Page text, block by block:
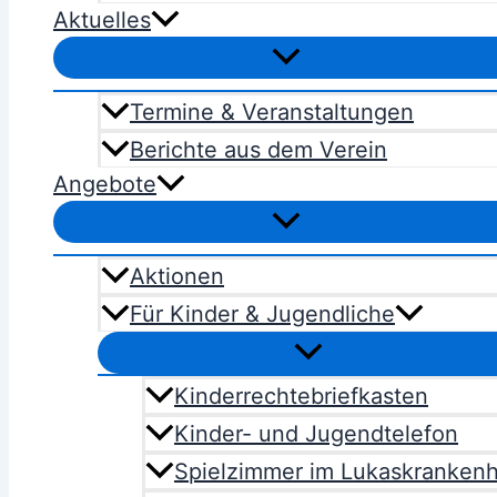
Aktuelles
Termine & Veranstaltungen
Berichte aus dem Verein
Angebote
Aktionen
Für Kinder & Jugendliche
Kinderrechtebriefkasten
Kinder- und Jugendtelefon
Spielzimmer im